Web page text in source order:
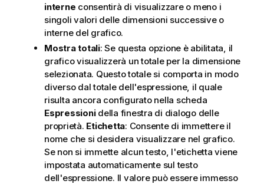
interne consentirà di visualizzare o meno i
singoli valori delle dimensioni successive o
interne del grafico.
Mostra totali: Se questa opzione è abilitata, il
grafico visualizzerà un totale per la dimensione
selezionata. Questo totale si comporta in modo
diverso dal totale dell'espressione, il quale
risulta ancora configurato nella scheda
Espressioni della finestra di dialogo delle
proprietà. Etichetta: Consente di immettere il
nome che si desidera visualizzare nel grafico.
Se non si immette alcun testo, l'etichetta viene
impostata automaticamente sul testo
dell'espressione. Il valore può essere immesso